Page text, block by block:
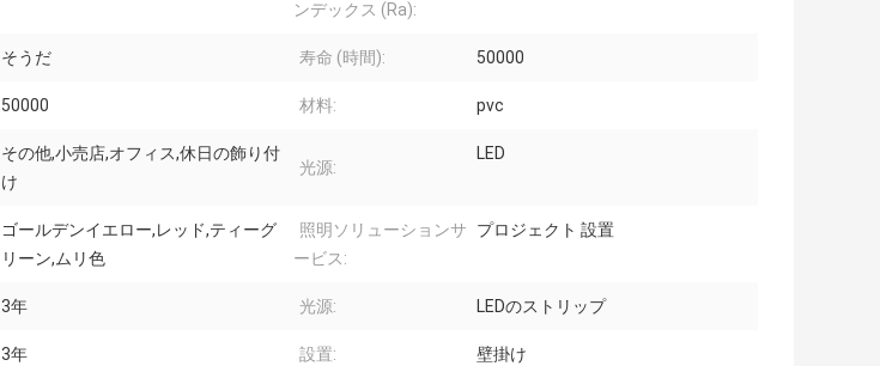
ンデックス (Ra):
そうだ 寿命 (時間): 50000
50000 材料: pvc
その他,小売店,オフィス,休日の飾り付
け
光源:
LED
ゴールデンイエロー,レッド,ティーグ
リーン,ムリ色
照明ソリューションサ
ービス:
プロジェクト 設置
3年 光源: LEDのストリップ
3年 設置: 壁掛け